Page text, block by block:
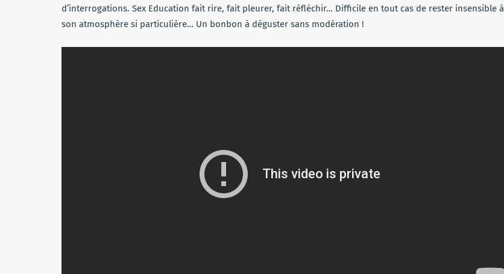
d’interrogations. Sex Education fait rire, fait pleurer, fait réfléchir… Difficile en tout cas de rester insensible à
son atmosphère si particulière… Un bonbon à déguster sans modération !